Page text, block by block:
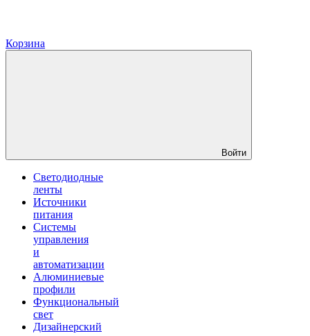
Корзина
Войти
Светодиодные
ленты
Источники
питания
Системы
управления
и
автоматизации
Алюминиевые
профили
Функциональный
свет
Дизайнерский